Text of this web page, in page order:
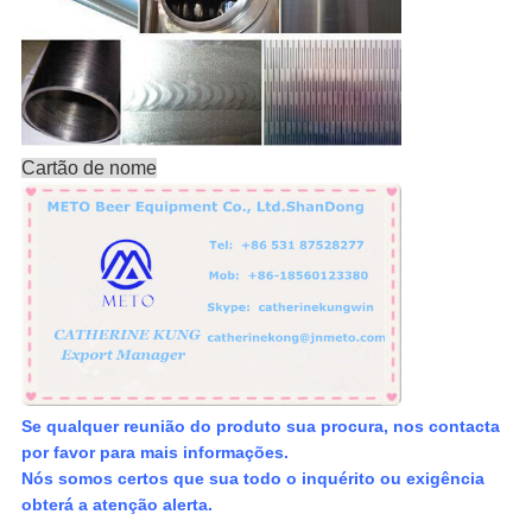
Cartão de nome
Se qualquer reunião do produto sua procura, nos contacta
por favor para mais informações.
Nós somos certos que sua todo o inquérito ou exigência
obterá a atenção alerta.